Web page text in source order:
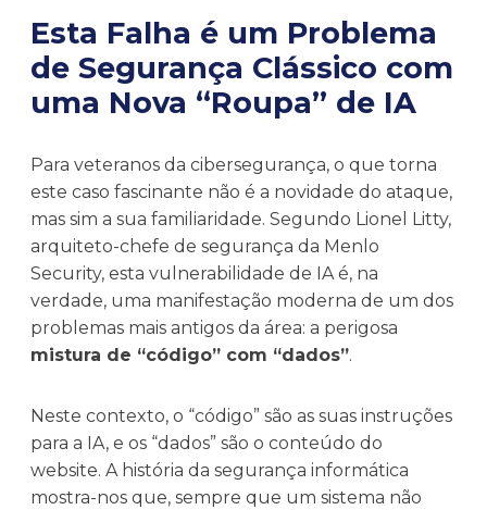
Esta Falha é um Problema
de Segurança Clássico com
uma Nova “Roupa” de IA
Para veteranos da cibersegurança, o que torna
este caso fascinante não é a novidade do ataque,
mas sim a sua familiaridade. Segundo Lionel Litty,
arquiteto-chefe de segurança da Menlo
Security, esta vulnerabilidade de IA é, na
verdade, uma manifestação moderna de um dos
problemas mais antigos da área: a perigosa
mistura de “código” com “dados”.
Neste contexto, o “código” são as suas instruções
para a IA, e os “dados” são o conteúdo do
website. A história da segurança informática
mostra-nos que, sempre que um sistema não